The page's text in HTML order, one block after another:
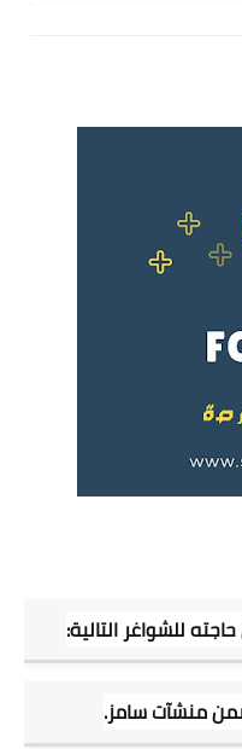
للشواغر التالية:
منشآت سامز.